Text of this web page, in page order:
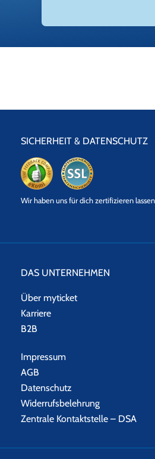
SICHERHEIT & DATENSCHUTZ
Datensicherheit
Wir haben uns für dich zertifizieren lassen
DAS UNTERNEHMEN
Über myticket
Karriere
B2B
Impressum
AGB
Datenschutz
Widerrufsbelehrung
Zentrale Kontaktstelle – DSA